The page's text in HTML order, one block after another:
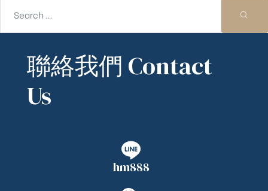
聯絡我們 Contact
Us
hm888